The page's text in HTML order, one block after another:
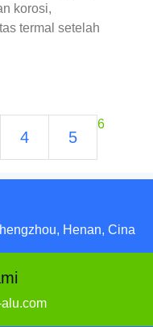
korosi,
termal setelah
4 5
6
Henan, Cina